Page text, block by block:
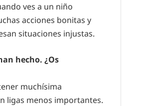
ves a un niño
acciones bonitas y
situaciones injustas.
hecho. ¿Os
muchísima
ligas menos importantes.